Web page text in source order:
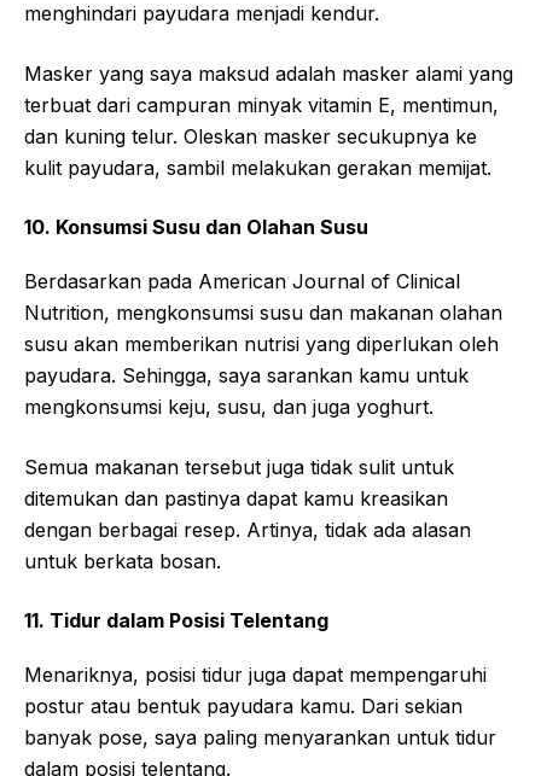
menghindari payudara menjadi kendur.
Masker yang saya maksud adalah masker alami yang
terbuat dari campuran minyak vitamin E, mentimun,
dan kuning telur. Oleskan masker secukupnya ke
kulit payudara, sambil melakukan gerakan memijat.
10. Konsumsi Susu dan Olahan Susu
Berdasarkan pada American Journal of Clinical
Nutrition, mengkonsumsi susu dan makanan olahan
susu akan memberikan nutrisi yang diperlukan oleh
payudara. Sehingga, saya sarankan kamu untuk
mengkonsumsi keju, susu, dan juga yoghurt.
Semua makanan tersebut juga tidak sulit untuk
ditemukan dan pastinya dapat kamu kreasikan
dengan berbagai resep. Artinya, tidak ada alasan
untuk berkata bosan.
11. Tidur dalam Posisi Telentang
Menariknya, posisi tidur juga dapat mempengaruhi
postur atau bentuk payudara kamu. Dari sekian
banyak pose, saya paling menyarankan untuk tidur
dalam posisi telentang.